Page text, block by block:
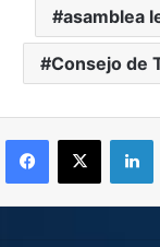
asamblea
Consejo de
Facebook
X